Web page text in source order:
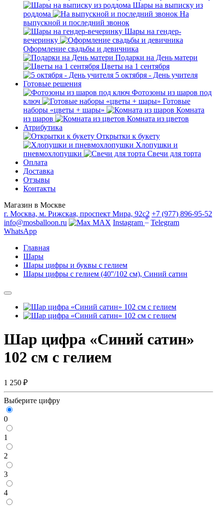
Шары на выписку из
роддома
На
выпускной и последний звонок
Шары на гендер-
вечеринку
Оформление свадьбы и девичника
Подарки на День матери
Цветы на 1 сентября
5 октября - День учителя
Готовые решения
Фотозоны из шаров под
ключ
Готовые
наборы «цветы + шары»
Комната
из шаров
Комната из цветов
Атрибутика
Открытки к букету
Хлопушки и
пневмохлопушки
Свечи для торта
Оплата
Доставка
Отзывы
Контакты
Магазин в Москве
г. Москва, м. Рижская, проспект Мира, 92с2 +7 (977) 896-95-52
info@mosballoon.ru
MAX Instagram * Telegram
WhatsApp
Главная
Шары
Шары цифры и буквы с гелием
Шары цифры с гелием (40''/102 см), Синий сатин
Шар цифра «Синий сатин»
102 см с гелием
1 250 ₽
Выберите цифру
0
1
2
3
4